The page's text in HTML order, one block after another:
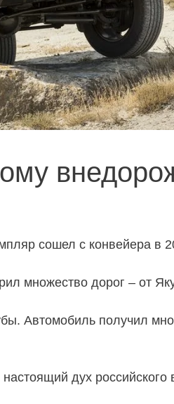
сошел с конвейера в
множество дорог – от
Автомобиль получил
дух российского